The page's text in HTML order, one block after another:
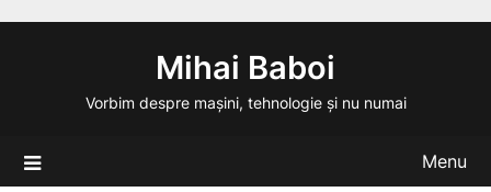
Mihai Baboi
Vorbim despre mașini, tehnologie și nu numai
Menu